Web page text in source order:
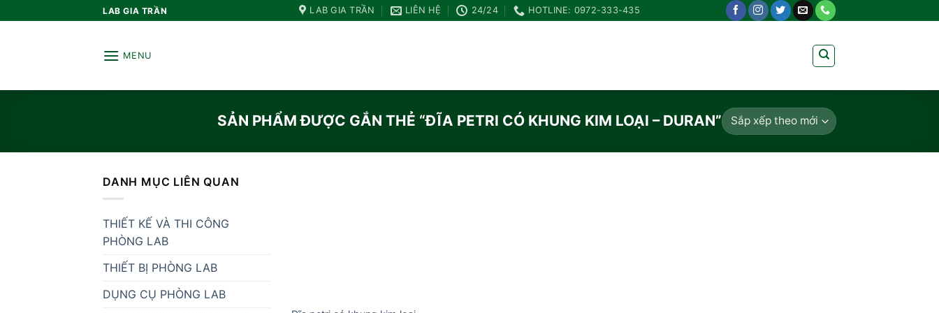
qua
LAB GIA TRẦN LAB GIA TRẦN LIÊN HỆ 24/24 HOTLINE: 0972-333-435
MENU
SẢN PHẨM ĐƯỢC GẮN THẺ “ĐĨA PETRI CÓ KHUNG KIM LOẠI – DURAN”
DANH MỤC LIÊN QUAN
THIẾT KẾ VÀ THI CÔNG
PHÒNG LAB
THIẾT BỊ PHÒNG LAB
DỤNG CỤ PHÒNG LAB